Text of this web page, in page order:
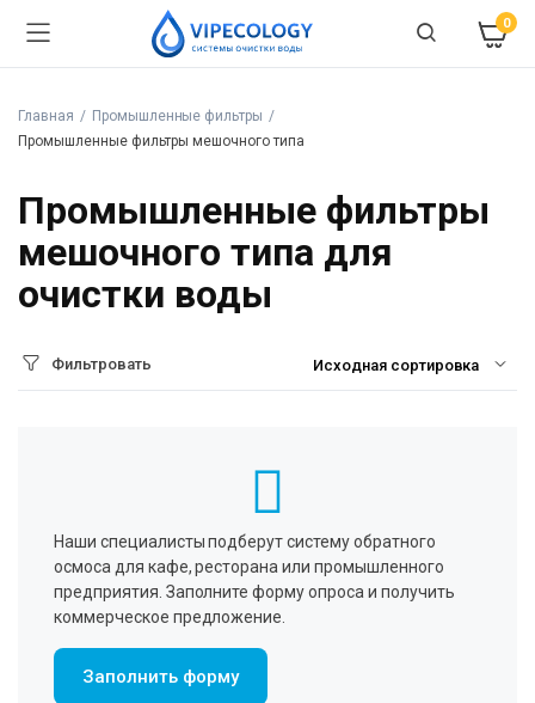
0
Главная
Промышленные фильтры
Промышленные фильтры мешочного типа
Промышленные фильтры
мешочного типа для
очистки воды
Фильтровать
Наши специалисты подберут систему обратного
осмоса для кафе, ресторана или промышленного
предприятия. Заполните форму опроса и получить
коммерческое предложение.
Заполнить форму